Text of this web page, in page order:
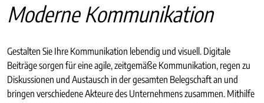
Moderne Kommunikation
Gestalten Sie Ihre Kommunikation lebendig und visuell. Digitale
Beiträge sorgen für eine agile, zeitgemäße Kommunikation, regen zu
Diskussionen und Austausch in der gesamten Belegschaft an und
bringen verschiedene Akteure des Unternehmens zusammen. Mithilfe